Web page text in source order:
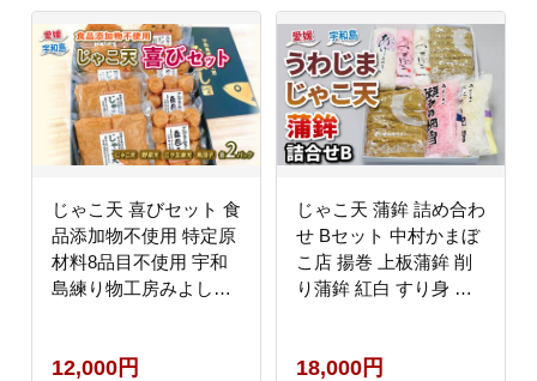
国産 愛媛 宇和島 C015-
025001
じゃこ天 喜びセット 食
品添加物不使用 特定原
材料8品目不使用 宇和
島練り物工房みよし
12,000円
じゃこ天 蒲鉾 詰め合わ
せ Bセット 中村かまぼ
こ店 揚巻 上板蒲鉾 削
り蒲鉾 紅白 すり身 練
かま天 かまぼこ 揚げか
18,000円